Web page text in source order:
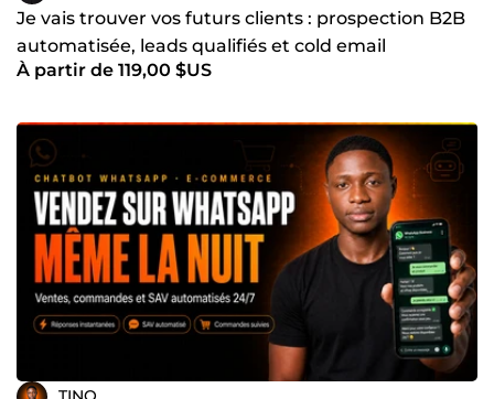
Je vais trouver vos futurs clients : prospection B2B
automatisée, leads qualifiés et cold email
À partir de 119,00 $US